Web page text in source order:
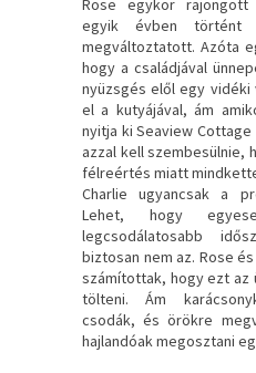
Rose egykor
egyik évben történt
megváltoztatott. Azóta
hogy a családjával
nyüzsgés elől egy vidéki
el a kutyájával, ám
nyitja ki Seaview
azzal kell szembesülnie,
félreértés miatt
Charlie ugyancsak a
Lehet, hogy
legcsodálatosabb
biztosan nem az. Rose
számítottak, hogy ezt
tölteni. Ám
csodák, és örökre
hajlandóak megosztani